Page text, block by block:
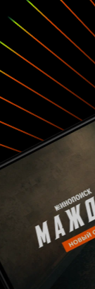
Дэвиду в
на полу, над
последнего, и
вскакивает и
немедленно
нести вздор
глухота после
регулярно
после чего
выбегает из
очевиден - сценарная
так можно
воедино и
объяснить - не
то похожие
наблюдаются
данном
зашкаливает